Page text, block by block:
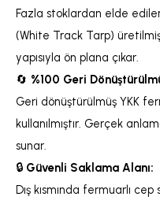
Fazla stoklardan elde
(White Track Tarp)
yapısıyla ön plana çıkar.
🔄 %100 Geri
Geri dönüştürülmüş YKK
kullanılmıştır. Gerçek
sunar.
🔒 Güvenli Saklama Alanı:
Dış kısmında fermuarlı